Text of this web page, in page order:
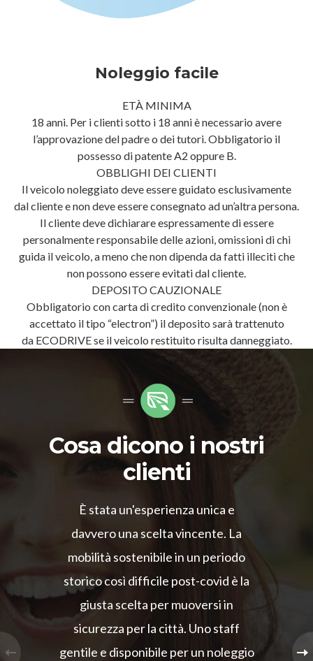
Noleggio facile
ETÀ MINIMA
18 anni. Per i clienti sotto i 18 anni è necessario avere
l’approvazione del padre o dei tutori. Obbligatorio il
possesso di patente A2 oppure B.
OBBLIGHI DEI CLIENTI
Il veicolo noleggiato deve essere guidato esclusivamente
dal cliente e non deve essere consegnato ad un’altra persona.
Il cliente deve dichiarare espressamente di essere
personalmente responsabile delle azioni, omissioni di chi
guida il veicolo, a meno che non dipenda da fatti illeciti che
non possono essere evitati dal cliente.
DEPOSITO CAUZIONALE
Obbligatorio con carta di credito convenzionale (non è
accettato il tipo “electron”) il deposito sarà trattenuto
da ECODRIVE se il veicolo restituito risulta danneggiato.
Cosa dicono i nostri
clienti
È stata un'esperienza unica e
davvero una scelta vincente. La
mobilità sostenibile in un periodo
storico così difficile post-covid è la
giusta scelta per muoversi in
sicurezza per la città. Uno staff
gentile e disponibile per un noleggio